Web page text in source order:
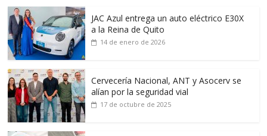
JAC Azul entrega un auto eléctrico E30X
a la Reina de Quito
14 de enero de 2026
Cervecería Nacional, ANT y Asocerv se
alían por la seguridad vial
17 de octubre de 2025